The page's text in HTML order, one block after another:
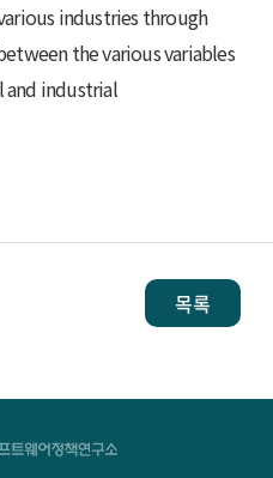
industries through
the various variables
industrial
목록